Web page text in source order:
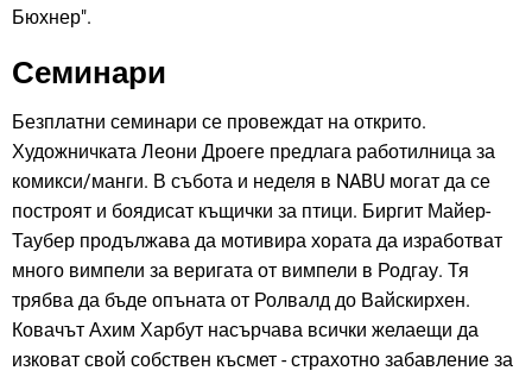
Бюхнер".
Семинари
Безплатни семинари се провеждат на открито.
Художничката Леони Дроеге предлага работилница за
комикси/манги. В събота и неделя в NABU могат да се
построят и боядисат къщички за птици. Биргит Майер-
Таубер продължава да мотивира хората да изработват
много вимпели за веригата от вимпели в Родгау. Тя
трябва да бъде опъната от Ролвалд до Вайскирхен.
Ковачът Ахим Харбут насърчава всички желаещи да
изковат свой собствен късмет - страхотно забавление за